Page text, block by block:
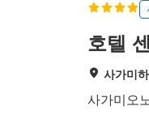
호텔
사가미
사가미오